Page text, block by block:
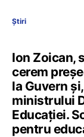
Știri
Ion Zoican,
cerem
la Guvern
ministrului
Educației.
pentru